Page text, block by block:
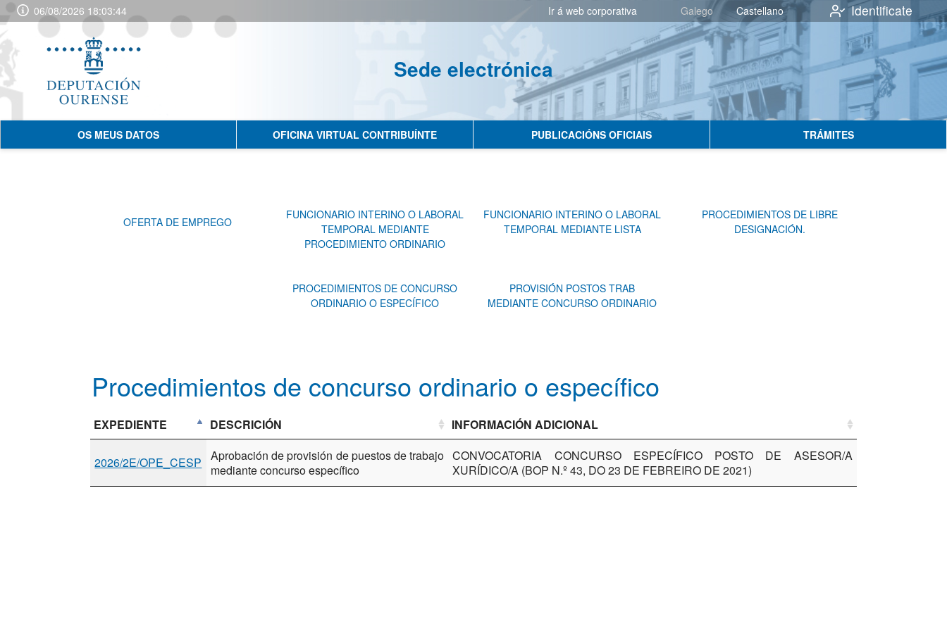
06/08/2026 18:03:44 Ir á web corporativa Galego Castellano Identificate
Sede electrónica
OS MEUS DATOS OFICINA VIRTUAL CONTRIBUÍNTE PUBLICACIÓNS OFICIAIS TRÁMITES
OFERTA DE EMPREGO
FUNCIONARIO INTERINO O LABORAL
TEMPORAL MEDIANTE
PROCEDIMIENTO ORDINARIO
FUNCIONARIO INTERINO O LABORAL
TEMPORAL MEDIANTE LISTA
PROCEDIMIENTOS DE LIBRE
DESIGNACIÓN.
PROCEDIMIENTOS DE CONCURSO
ORDINARIO O ESPECÍFICO
PROVISIÓN POSTOS TRAB
MEDIANTE CONCURSO ORDINARIO
Procedimientos de concurso ordinario o específico
EXPEDIENTE DESCRICIÓN INFORMACIÓN ADICIONAL
2026/2E/OPE_CESP
Aprobación de provisión de puestos de trabajo
mediante concurso específico
CONVOCATORIA CONCURSO ESPECÍFICO POSTO DE ASESOR/A
XURÍDICO/A (BOP N.º 43, DO 23 DE FEBREIRO DE 2021)